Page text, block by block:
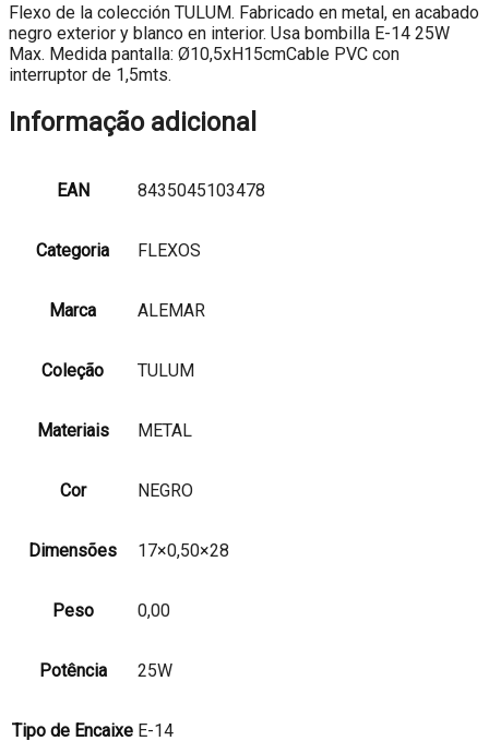
Flexo de la colección TULUM. Fabricado en metal, en acabado
negro exterior y blanco en interior. Usa bombilla E-14 25W
Max. Medida pantalla: Ø10,5xH15cmCable PVC con
interruptor de 1,5mts.
Informação adicional
EAN 8435045103478
Categoria FLEXOS
Marca ALEMAR
Coleção TULUM
Materiais METAL
Cor NEGRO
Dimensões 17×0,50×28
Peso 0,00
Potência 25W
Tipo de Encaixe E-14